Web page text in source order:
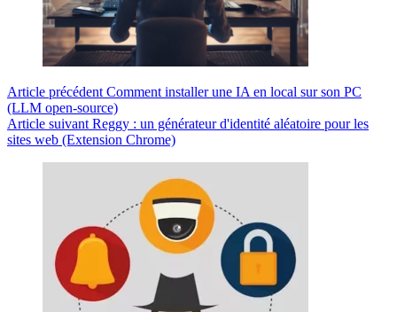
Article précédent Comment installer une IA en local sur son PC
(LLM open-source)
Article suivant Reggy : un générateur d'identité aléatoire pour les
sites web (Extension Chrome)